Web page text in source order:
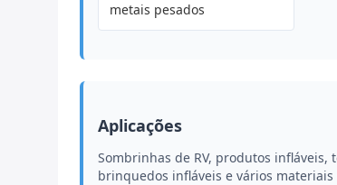
metais pesados
Aplicações
Sombrinhas de RV, produtos
brinquedos infláveis e vários materiais